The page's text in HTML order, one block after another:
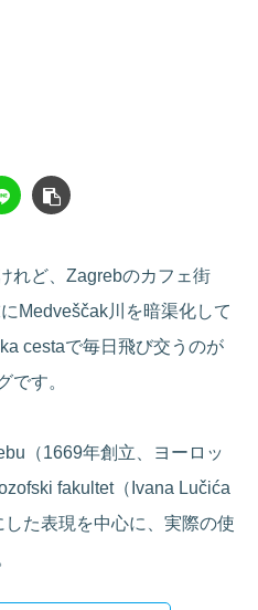
れど、Zagrebのカフェ街
Medveščak川を暗渠化して
cestaで毎日飛び交うのが
です。
（1669年創立、ヨーロッ
fakultet（Ivana Lučića
た表現を中心に、実際の使